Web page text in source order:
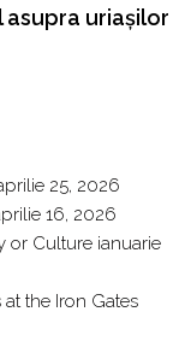
asupra uriașilor
25, 2026
16, 2026
or Culture ianuarie
the Iron Gates